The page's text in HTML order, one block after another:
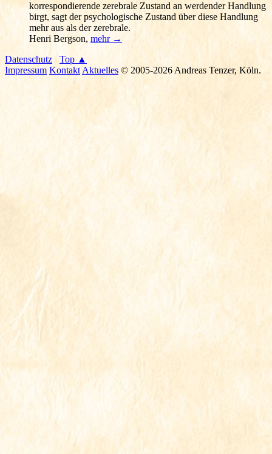
korrespondierende zerebrale Zustand an werdender Handlung
birgt, sagt der psychologische Zustand über diese Handlung
mehr aus als der zerebrale.
Henri Bergson, mehr →
Datenschutz
Top ▲
Impressum Kontakt Aktuelles © 2005-2026 Andreas Tenzer, Köln.